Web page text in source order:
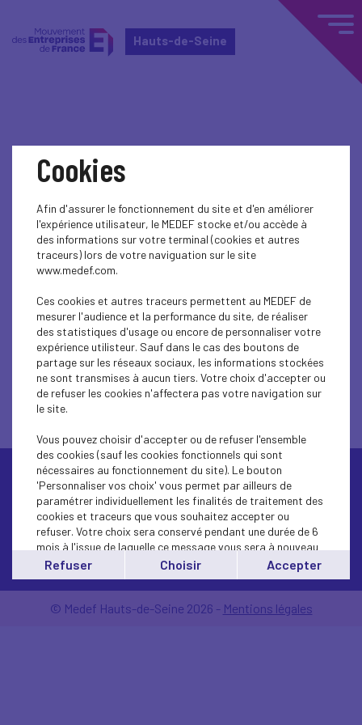
Hauts-de-Seine
Événements nationaux
ENTREPRENEURSHIP - SME
Rencontre EuroPP : le financement des ETI et
Contactez-nous
© Medef Hauts-de-Seine 2026 - Mentions légales
Cookies
Afin d'assurer le fonctionnement du site et d'en améliorer
l'expérience utilisateur, le MEDEF stocke et/ou accède à
des informations sur votre terminal (cookies et autres
traceurs) lors de votre naviguation sur le site
www.medef.com.
Ces cookies et autres traceurs permettent au MEDEF de
mesurer l'audience et la performance du site, de réaliser
des statistiques d'usage ou encore de personnaliser votre
expérience utilisteur. Sauf dans le cas des boutons de
partage sur les réseaux sociaux, les informations stockées
ne sont transmises à aucun tiers. Votre choix d'accepter ou
de refuser les cookies n'affectera pas votre navigation sur
le site.
Vous pouvez choisir d'accepter ou de refuser l'ensemble
des cookies (sauf les cookies fonctionnels qui sont
nécessaires au fonctionnement du site). Le bouton
'Personnaliser vos choix' vous permet par ailleurs de
paramétrer individuellement les finalités de traitement des
cookies et traceurs que vous souhaitez accepter ou
refuser. Votre choix sera conservé pendant une durée de 6
mois à l'issue de laquelle ce message vous sera à nouveau
affiché..
Vous pouvez modifier votre choix à tout moment en
cliquant sur le lien'cookies'en bas de page.
Refuser Choisir Accepter